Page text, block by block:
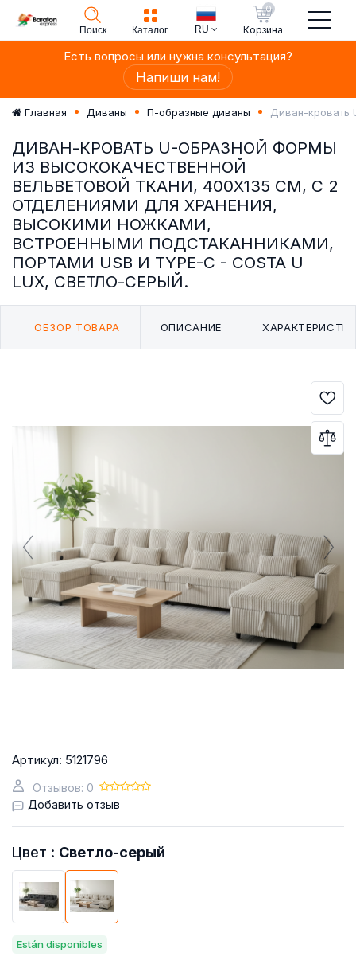
Поиск Каталог RU
0
Корзина
Есть вопросы или нужна консультация?
Напиши нам!
Главная Диваны П-образные диваны Диван-кровать
ДИВАН-КРОВАТЬ U-ОБРАЗНОЙ ФОРМЫ
ИЗ ВЫСОКОКАЧЕСТВЕННОЙ
ВЕЛЬВЕТОВОЙ ТКАНИ, 400X135 СМ, С 2
ОТДЕЛЕНИЯМИ ДЛЯ ХРАНЕНИЯ,
ВЫСОКИМИ НОЖКАМИ,
ВСТРОЕННЫМИ ПОДСТАКАННИКАМИ,
ПОРТАМИ USB И TYPE-C - COSTA U
LUX, СВЕТЛО-СЕРЫЙ.
ОБЗОР ТОВАРА ОПИСАНИЕ
Артикул: 5121796
Отзывов: 0
Добавить отзыв
Цвет : Светло-серый
Están disponibles